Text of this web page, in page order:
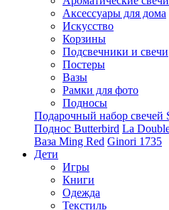
Аксессуары для дома
Искусство
Корзины
Подсвечники и свечи
Постеры
Вазы
Рамки для фото
Подносы
Подарочный набор свечей
Поднос Butterbird La
Ваза Ming Red Ginori 1735
Дети
Игры
Книги
Одежда
Текстиль